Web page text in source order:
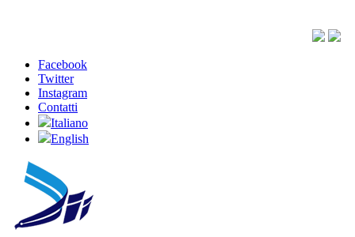
Facebook
Twitter
Instagram
Contatti
Italiano
English